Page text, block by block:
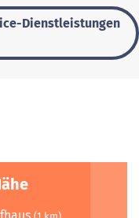
Dienstleistungen